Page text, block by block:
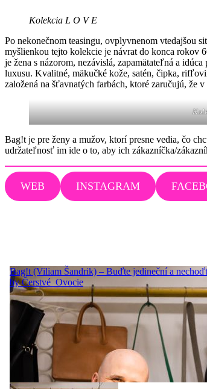
Kolekcia L O V E
Po nekonečnom teasingu, ovplyvnenom vtedajšou
myšlienkou tejto kolekcie je návrat do konca rokov
je žena s názorom, nezávislá, zapamätateľná a
luxusu. Kvalitné, mäkučké kože, satén, čipka,
založená na šťavnatých farbách, ktoré zaručujú, že
Bag!t je pre ženy a mužov, ktorí presne vedia, čo
udržateľnosť im ide o to, aby ich zákazníčka/
WEB INSTAGRAM